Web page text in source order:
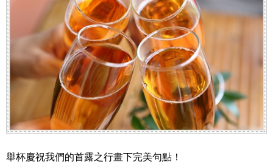
舉杯慶祝我們的首露之行畫下完美句點！